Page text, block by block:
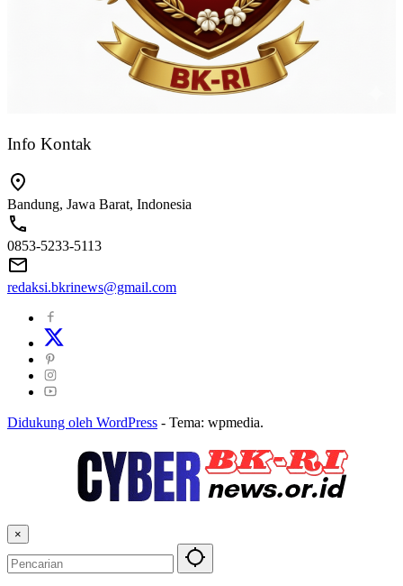
Info Kontak
Bandung, Jawa Barat, Indonesia
0853-5233-5113
redaksi.bkrinews@gmail.com
Didukung oleh WordPress - Tema: wpmedia.
×